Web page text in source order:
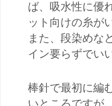
ば、吸水性に優
ット向けの糸が
また、段染めな
イン要らずでい
棒針で最初に編